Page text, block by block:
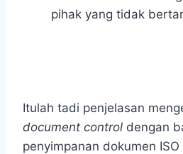
pihak yang tidak
Itulah tadi penjelasan
document control dengan
penyimpanan dokumen ISO